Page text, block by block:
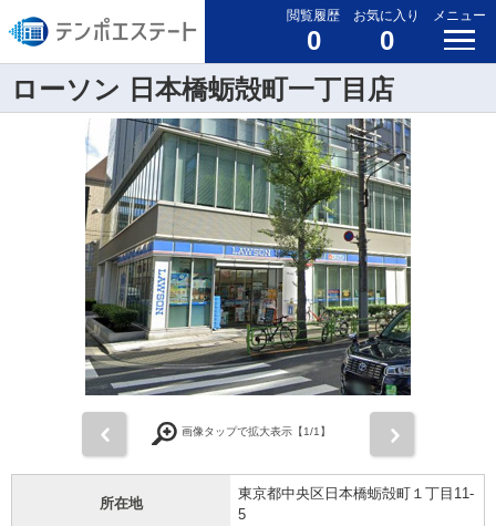
閲覧履歴
0
お気に入り
0
メニュー
ローソン 日本橋蛎殻町一丁目店
画像タップで拡大表示【1/1】
所在地
東京都中央区日本橋蛎殻町１丁目11-
5